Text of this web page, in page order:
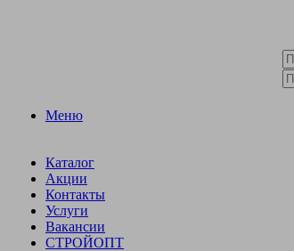
Меню
Каталог
Акции
Контакты
Услуги
Вакансии
СТРОЙОПТ